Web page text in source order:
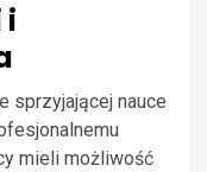
i
sprzyjającej nauce
mieli możliwość